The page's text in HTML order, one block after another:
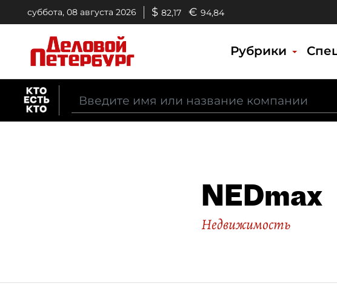
суббота, 08 августа 2026 $ 82,17 € 94,84
Рубрики
NEDmax
Недвижимость